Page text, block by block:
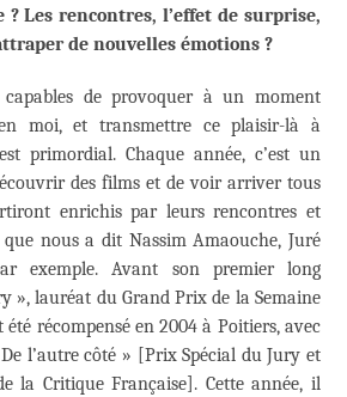
? Les rencontres, l’effet de surprise,
de nouvelles émotions ?
capables de provoquer à un moment
moi, et transmettre ce plaisir-là à
primordial. Chaque année, c’est un
des films et de voir arriver tous
enrichis par leurs rencontres et
que nous a dit Nassim Amaouche, Juré
exemple. Avant son premier long
», lauréat du Grand Prix de la Semaine
récompensé en 2004 à Poitiers, avec
l’autre côté » [Prix Spécial du Jury et
la Critique Française]. Cette année, il